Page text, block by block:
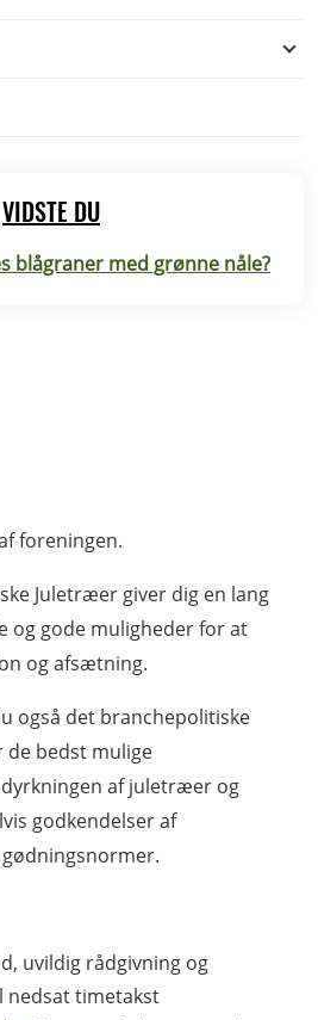
VIDSTE DU
blågraner med grønne nåle?
foreningen.
Juletræer giver dig en lang
og gode muligheder for at
og afsætning.
også det branchepolitiske
de bedst mulige
af juletræer og
godkendelser af
uvildig rådgivning og
nedsat timetakst